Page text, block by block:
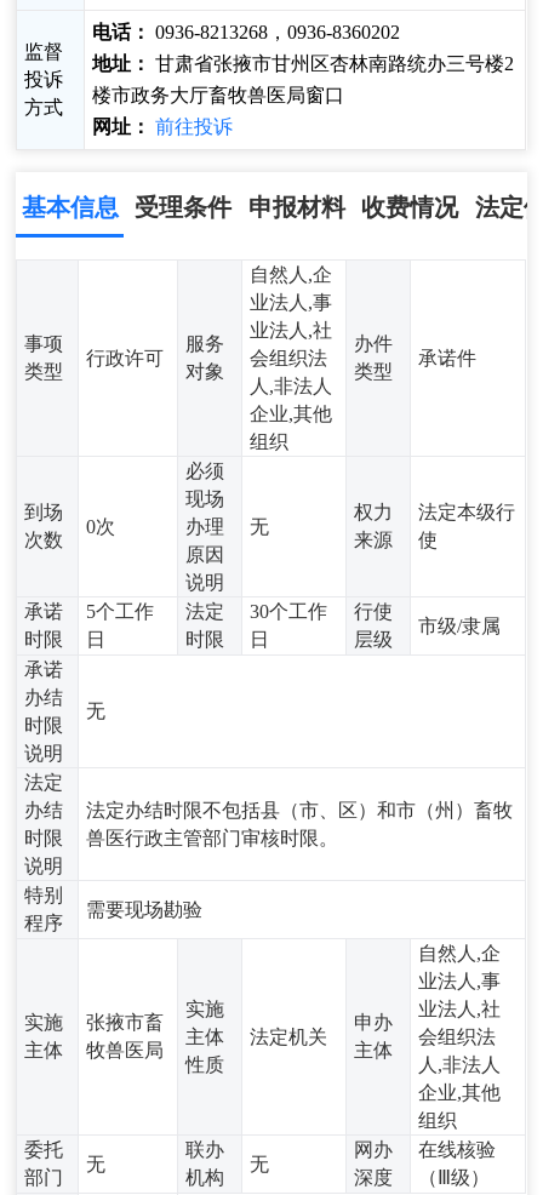
监督
投诉
方式
电话： 0936-8213268，0936-8360202
地址： 甘肃省张掖市甘州区杏林南路统办三号楼2
楼市政务大厅畜牧兽医局窗口
网址： 前往投诉
基本信息 受理条件 申报材料 收费情况 法定
事项
类型
行政许可
服务
对象
自然人,企
业法人,事
业法人,社
会组织法
人,非法人
企业,其他
组织
办件
类型
承诺件
到场
次数
0次
必须
现场
办理
原因
说明
无
权力
来源
法定本级行
使
承诺
时限
5个工作
日
法定
时限
30个工作
日
行使
层级
市级/隶属
承诺
办结
时限
说明
无
法定
办结
时限
说明
法定办结时限不包括县（市、区）和市（州）畜牧
兽医行政主管部门审核时限。
特别
程序
需要现场勘验
实施
主体
张掖市畜
牧兽医局
实施
主体
性质
法定机关
申办
主体
自然人,企
业法人,事
业法人,社
会组织法
人,非法人
企业,其他
组织
委托
部门
无
联办
机构
无
网办
深度
在线核验
（Ⅲ级）